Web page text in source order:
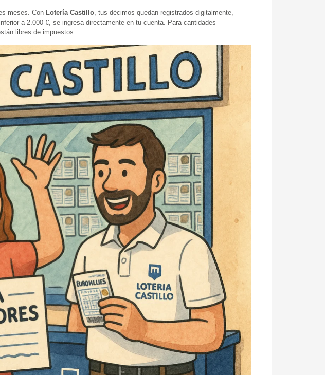
meses. Con Lotería Castillo, tus décimos quedan registrados digitalmente,
a 2.000 €, se ingresa directamente en tu cuenta. Para cantidades
libres de impuestos.